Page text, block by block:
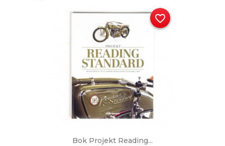
Bok Projekt Reading...
favorite_border